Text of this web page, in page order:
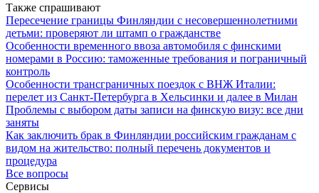
Также спрашивают
Пересечение границы Финляндии с несовершеннолетними
детьми: проверяют ли штамп о гражданстве
Особенности временного ввоза автомобиля с финскими
номерами в Россию: таможенные требования и пограничный
контроль
Особенности трансграничных поездок с ВНЖ Италии:
перелет из Санкт-Петербурга в Хельсинки и далее в Милан
Проблемы с выбором даты записи на финскую визу: все дни
заняты
Как заключить брак в Финляндии российским гражданам с
видом на жительство: полный перечень документов и
процедура
Все вопросы
Сервисы